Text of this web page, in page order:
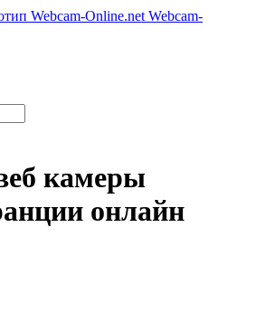
Webcam-
камеры
онлайн